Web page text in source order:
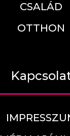
CSALÁD
OTTHON